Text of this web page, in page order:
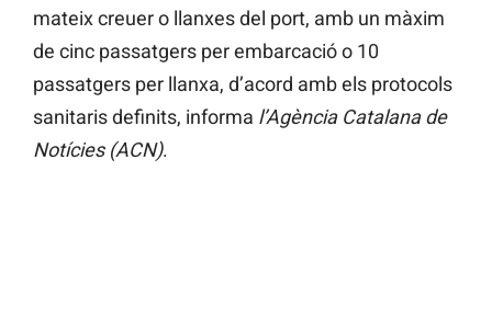
mateix creuer o llanxes del port, amb un màxim
de cinc passatgers per embarcació o 10
passatgers per llanxa, d’acord amb els protocols
sanitaris definits, informa l’Agència Catalana de
Notícies (ACN).